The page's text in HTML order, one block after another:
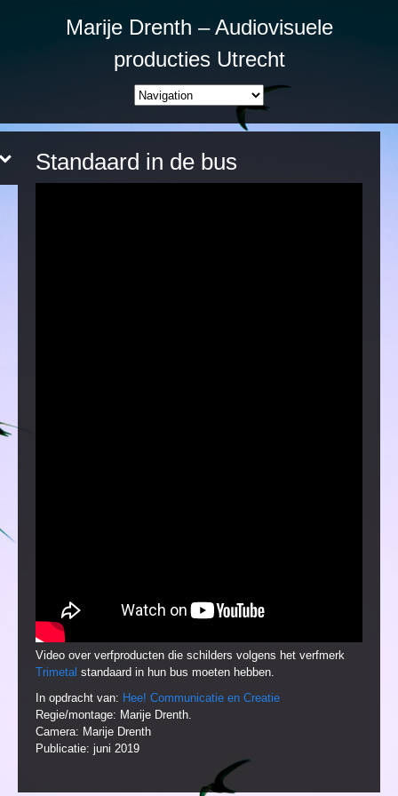
Marije Drenth – Audiovisuele
producties Utrecht
Standaard in de bus
Video over verfproducten die schilders volgens het verfmerk
Trimetal standaard in hun bus moeten hebben.
In opdracht van: Hee! Communicatie en Creatie
Regie/montage: Marije Drenth.
Camera: Marije Drenth
Publicatie: juni 2019